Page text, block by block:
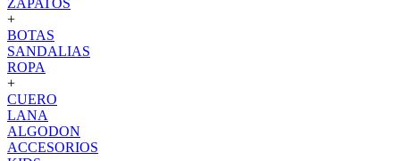
ZAPATOS
+
BOTAS
SANDALIAS
ROPA
+
CUERO
LANA
ALGODON
ACCESORIOS